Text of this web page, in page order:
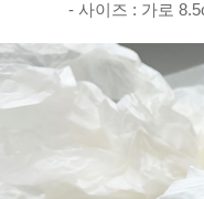
- 사이즈 : 가로